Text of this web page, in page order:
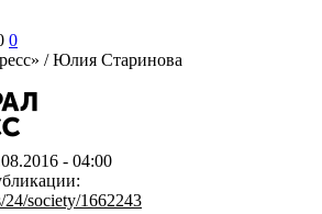
0
/Юлия Старинова
- 04:00
24/society/1662243